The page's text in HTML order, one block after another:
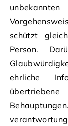
unbekannten
schützt
Person.
ehrliche